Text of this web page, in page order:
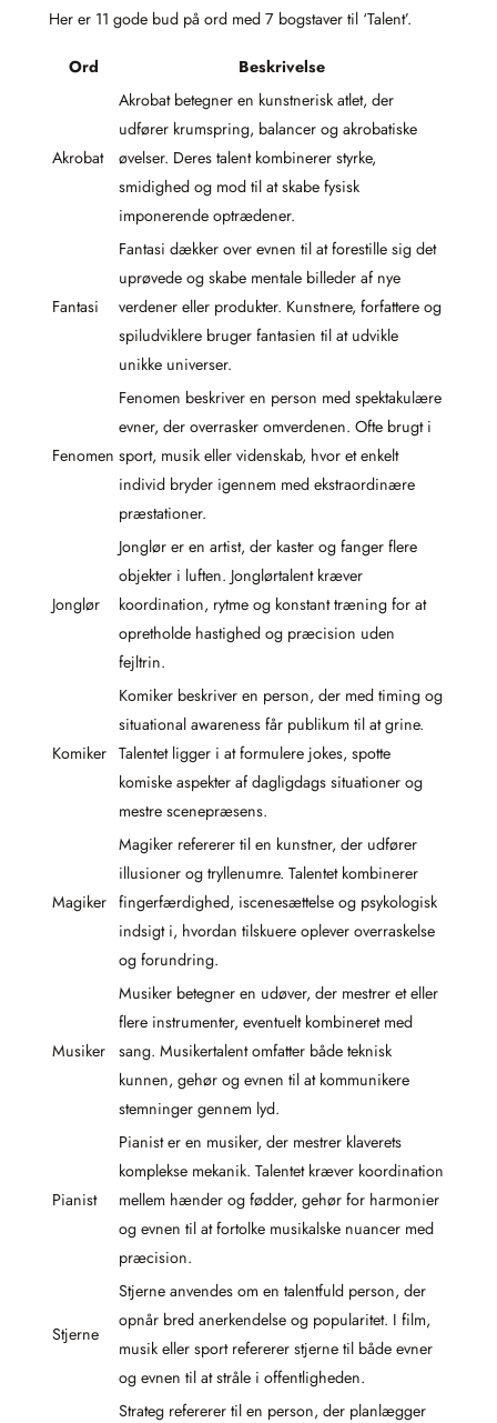
Her er 11 gode bud på ord med 7 bogstaver til ‘Talent’.
Ord Beskrivelse
Akrobat
Akrobat betegner en kunstnerisk atlet, der
udfører krumspring, balancer og akrobatiske
øvelser. Deres talent kombinerer styrke,
smidighed og mod til at skabe fysisk
imponerende optrædener.
Fantasi
Fantasi dækker over evnen til at forestille sig det
uprøvede og skabe mentale billeder af nye
verdener eller produkter. Kunstnere, forfattere og
spiludviklere bruger fantasien til at udvikle
unikke universer.
Fenomen
Fenomen beskriver en person med spektakulære
evner, der overrasker omverdenen. Ofte brugt i
sport, musik eller videnskab, hvor et enkelt
individ bryder igennem med ekstraordinære
præstationer.
Jonglør
Jonglør er en artist, der kaster og fanger flere
objekter i luften. Jonglørtalent kræver
koordination, rytme og konstant træning for at
opretholde hastighed og præcision uden
fejltrin.
Komiker
Komiker beskriver en person, der med timing og
situational awareness får publikum til at grine.
Talentet ligger i at formulere jokes, spotte
komiske aspekter af dagligdags situationer og
mestre scenepræsens.
Magiker
Magiker refererer til en kunstner, der udfører
illusioner og tryllenumre. Talentet kombinerer
fingerfærdighed, iscenesættelse og psykologisk
indsigt i, hvordan tilskuere oplever overraskelse
og forundring.
Musiker
Musiker betegner en udøver, der mestrer et eller
flere instrumenter, eventuelt kombineret med
sang. Musikertalent omfatter både teknisk
kunnen, gehør og evnen til at kommunikere
stemninger gennem lyd.
Pianist
Pianist er en musiker, der mestrer klaverets
komplekse mekanik. Talentet kræver koordination
mellem hænder og fødder, gehør for harmonier
og evnen til at fortolke musikalske nuancer med
præcision.
Stjerne
Stjerne anvendes om en talentfuld person, der
opnår bred anerkendelse og popularitet. I film,
musik eller sport refererer stjerne til både evner
og evnen til at stråle i offentligheden.
Strateg refererer til en person, der planlægger